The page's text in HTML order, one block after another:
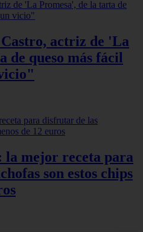
actriz de 'La
de queso más fácil
la mejor receta para
son estos chips